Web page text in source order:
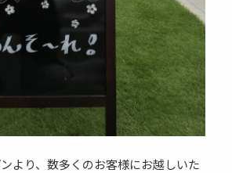
より、数多くのお客様にお越しいた